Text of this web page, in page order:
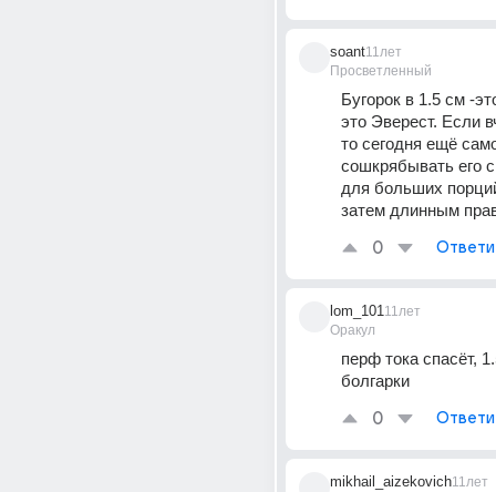
soant
Просветленный
11лет
Бугорок в 1.5 см -
это Эверест. Если
то сегодня ещё
сошкрябывать его
для больших
затем длинным
0
lom_101
Оракул
11лет
перф тока спасёт,
болгарки
0
mikhail_aizekovich11лет